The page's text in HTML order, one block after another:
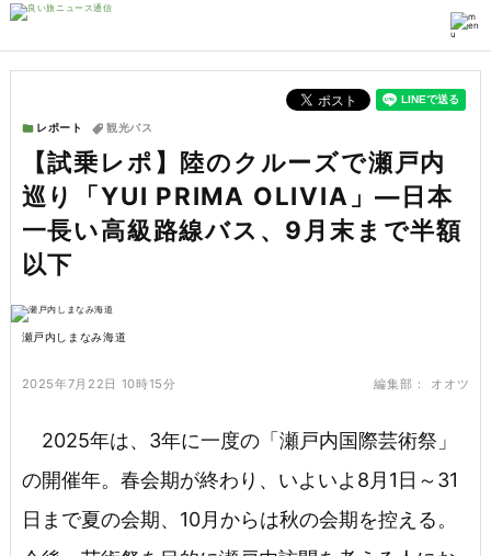
レポート 観光バス
【試乗レポ】陸のクルーズで瀬戸内
巡り「YUI PRIMA OLIVIA」―日本
一長い高級路線バス、9月末まで半額
以下
瀬戸内しまなみ海道
2025年7月22日 10時15分 編集部： オオツ
2025年は、3年に一度の「瀬戸内国際芸術祭」
の開催年。春会期が終わり、いよいよ8月1日～31
日まで夏の会期、10月からは秋の会期を控える。